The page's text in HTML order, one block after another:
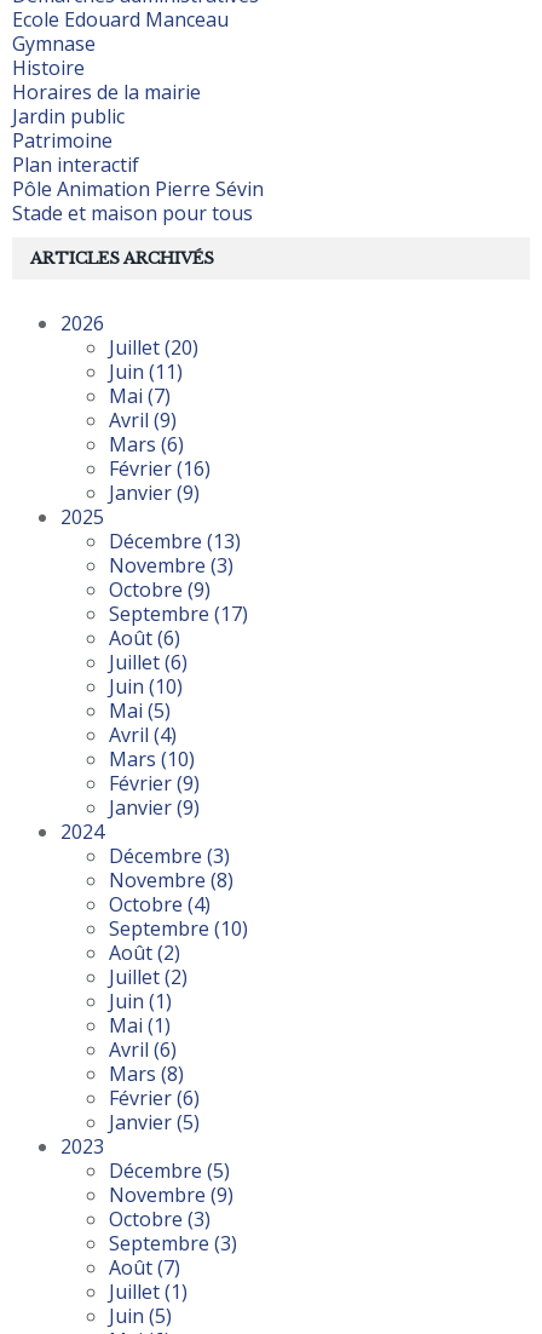
Ecole Edouard Manceau
Gymnase
Histoire
Horaires de la mairie
Jardin public
Patrimoine
Plan interactif
Pôle Animation Pierre Sévin
Stade et maison pour tous
ARTICLES ARCHIVÉS
2026
Juillet(20)
Juin (11)
Mai (7)
Avril (9)
Mars (6)
Février(16)
Janvier(9)
2025
Décembre (13)
Novembre (3)
Octobre (9)
Septembre (17)
Août(6)
Juillet(6)
Juin (10)
Mai (5)
Avril (4)
Mars (10)
Février(9)
Janvier(9)
2024
Décembre (3)
Novembre (8)
Octobre (4)
Septembre (10)
Août(2)
Juillet(2)
Juin (1)
Mai (1)
Avril (6)
Mars (8)
Février(6)
Janvier(5)
2023
Décembre (5)
Novembre (9)
Octobre (3)
Septembre (3)
Août(7)
Juillet(1)
Juin (5)